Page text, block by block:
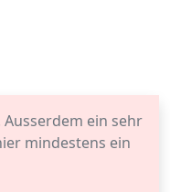
ein sehr
mindestens ein